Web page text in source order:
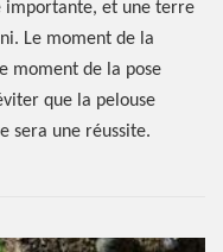
importante, et une terre
Le moment de la
moment de la pose
que la pelouse
sera une réussite.